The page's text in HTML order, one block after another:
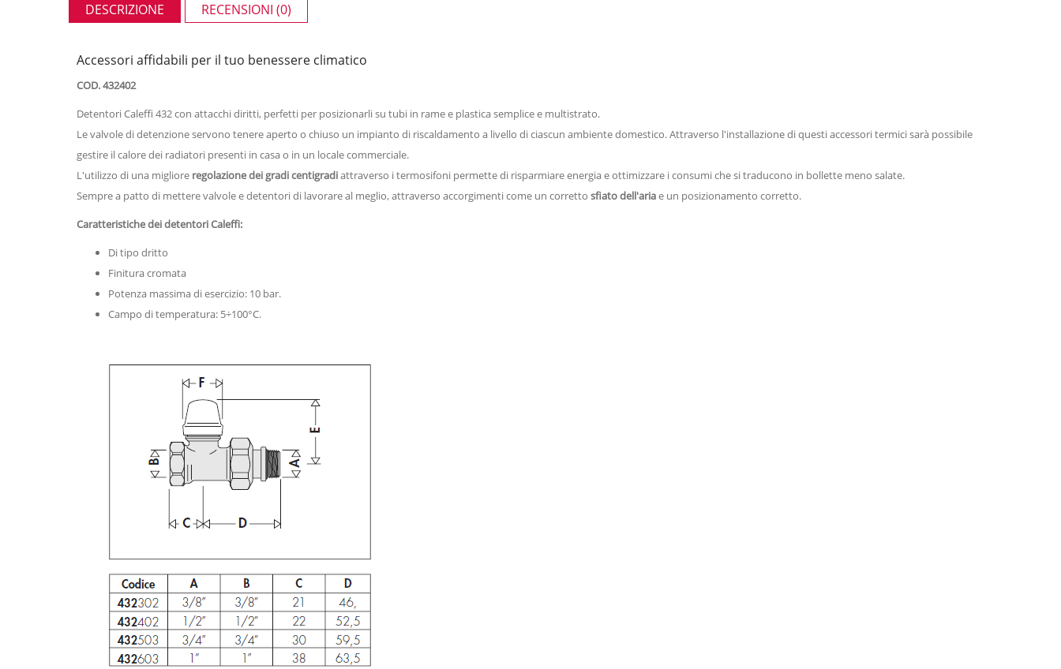
DESCRIZIONE RECENSIONI (0)
Accessori affidabili per il tuo benessere climatico
COD. 432402
Detentori Caleffi 432 con attacchi diritti, perfetti per posizionarli su tubi in rame e plastica semplice e multistrato.
Le valvole di detenzione servono tenere aperto o chiuso un impianto di riscaldamento a livello di ciascun ambiente domestico. Attraverso l'installazione di questi accessori termici sarà possibile
gestire il calore dei radiatori presenti in casa o in un locale commerciale.
L'utilizzo di una migliore regolazione dei gradi centigradiattraverso i termosifoni permette di risparmiare energia e ottimizzare i consumi che si traducono in bollette meno salate.
Sempre a patto di mettere valvole e detentori di lavorare al meglio, attraverso accorgimenti come un corretto sfiato dell'ariae un posizionamento corretto.
Caratteristiche dei detentori Caleffi:
Di tipo dritto
Finitura cromata
Potenza massima di esercizio: 10 bar.
Campo di temperatura: 5÷100°C.